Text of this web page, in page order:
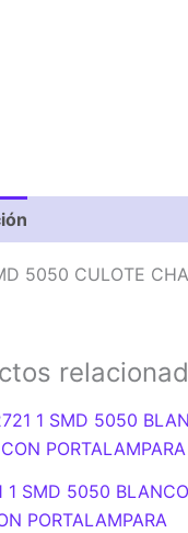
5050 CULOTE
1 SMD 5050
PORTALAMPARA